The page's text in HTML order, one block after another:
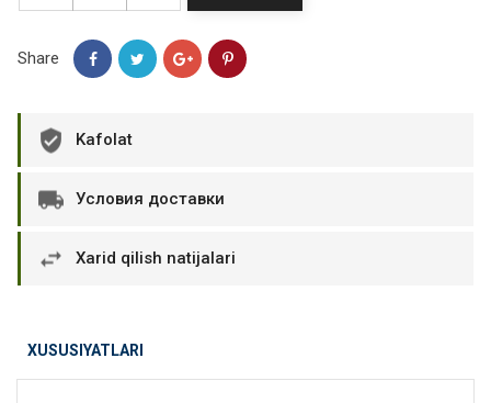
Share
Kafolat
Условия доставки
Xarid qilish natijalari
XUSUSIYATLARI